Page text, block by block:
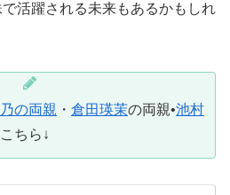
活躍される未来もあるかもしれ
の両親 ・ 倉田瑛茉の両親•池村
ちら↓